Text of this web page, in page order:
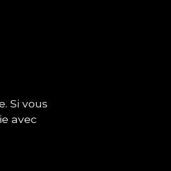
Si vous
avec